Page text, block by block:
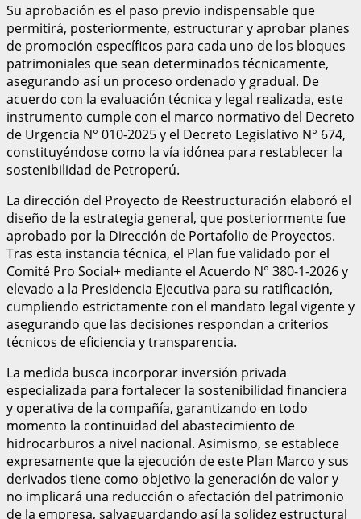
Su aprobación es el paso previo indispensable que
permitirá, posteriormente, estructurar y aprobar planes
de promoción específicos para cada uno de los bloques
patrimoniales que sean determinados técnicamente,
asegurando así un proceso ordenado y gradual. De
acuerdo con la evaluación técnica y legal realizada, este
instrumento cumple con el marco normativo del Decreto
de Urgencia N° 010-2025 y el Decreto Legislativo N° 674,
constituyéndose como la vía idónea para restablecer la
sostenibilidad de Petroperú.
La dirección del Proyecto de Reestructuración elaboró el
diseño de la estrategia general, que posteriormente fue
aprobado por la Dirección de Portafolio de Proyectos.
Tras esta instancia técnica, el Plan fue validado por el
Comité Pro Social+ mediante el Acuerdo N° 380-1-2026 y
elevado a la Presidencia Ejecutiva para su ratificación,
cumpliendo estrictamente con el mandato legal vigente y
asegurando que las decisiones respondan a criterios
técnicos de eficiencia y transparencia.
La medida busca incorporar inversión privada
especializada para fortalecer la sostenibilidad financiera
y operativa de la compañía, garantizando en todo
momento la continuidad del abastecimiento de
hidrocarburos a nivel nacional. Asimismo, se establece
expresamente que la ejecución de este Plan Marco y sus
derivados tiene como objetivo la generación de valor y
no implicará una reducción o afectación del patrimonio
de la empresa, salvaguardando así la solidez estructural